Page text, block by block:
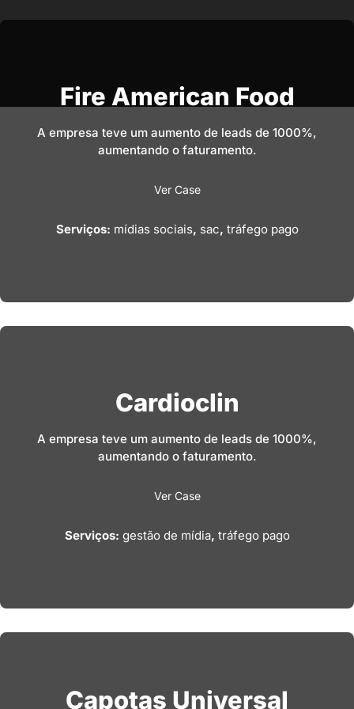
Fire American Food
A empresa teve um aumento de leads de 1000%,
aumentando o faturamento.
Ver Case
Serviços: mídias sociais, sac, tráfego pago
Cardioclin
A empresa teve um aumento de leads de 1000%,
aumentando o faturamento.
Ver Case
Serviços: gestão de mídia, tráfego pago
Capotas Universal